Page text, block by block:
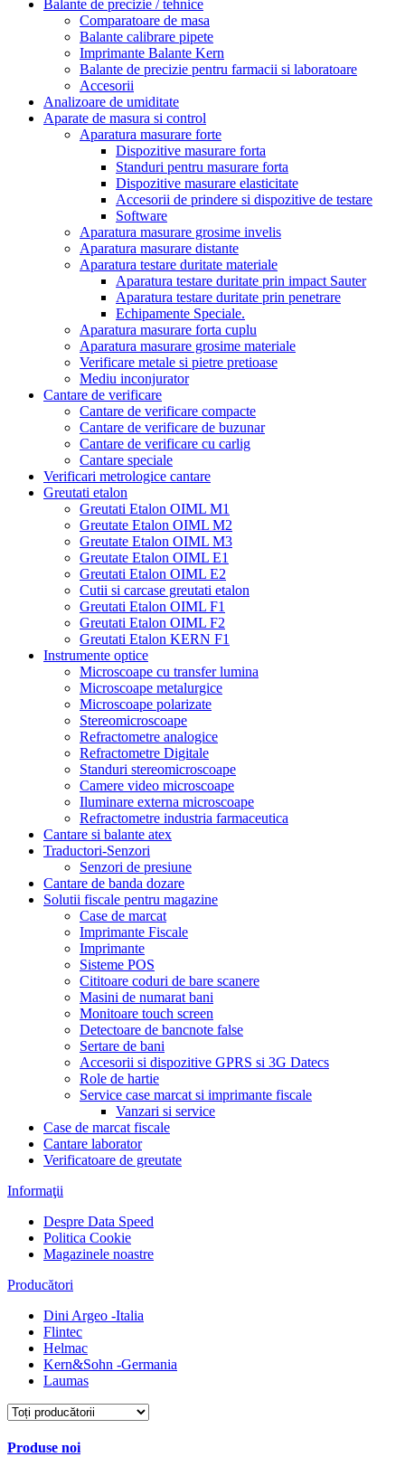
Balante de precizie / tehnice
Comparatoare de masa
Balante calibrare pipete
Imprimante Balante Kern
Balante de precizie pentru farmacii si laboratoare
Accesorii
Analizoare de umiditate
Aparate de masura si control
Aparatura masurare forte
Dispozitive masurare forta
Standuri pentru masurare forta
Dispozitive masurare elasticitate
Accesorii de prindere si dispozitive de testare
Software
Aparatura masurare grosime invelis
Aparatura masurare distante
Aparatura testare duritate materiale
Aparatura testare duritate prin impact Sauter
Aparatura testare duritate prin penetrare
Echipamente Speciale.
Aparatura masurare forta cuplu
Aparatura masurare grosime materiale
Verificare metale si pietre pretioase
Mediu inconjurator
Cantare de verificare
Cantare de verificare compacte
Cantare de verificare de buzunar
Cantare de verificare cu carlig
Cantare speciale
Verificari metrologice cantare
Greutati etalon
Greutati Etalon OIML M1
Greutate Etalon OIML M2
Greutate Etalon OIML M3
Greutate Etalon OIML E1
Greutati Etalon OIML E2
Cutii si carcase greutati etalon
Greutati Etalon OIML F1
Greutati Etalon OIML F2
Greutati Etalon KERN F1
Instrumente optice
Microscoape cu transfer lumina
Microscoape metalurgice
Microscoape polarizate
Stereomicroscoape
Refractometre analogice
Refractometre Digitale
Standuri stereomicroscoape
Camere video microscoape
Iluminare externa microscoape
Refractometre industria farmaceutica
Cantare si balante atex
Traductori-Senzori
Senzori de presiune
Cantare de banda dozare
Solutii fiscale pentru magazine
Case de marcat
Imprimante Fiscale
Imprimante
Sisteme POS
Cititoare coduri de bare scanere
Masini de numarat bani
Monitoare touch screen
Detectoare de bancnote false
Sertare de bani
Accesorii si dispozitive GPRS si 3G Datecs
Role de hartie
Service case marcat si imprimante fiscale
Vanzari si service
Case de marcat fiscale
Cantare laborator
Verificatoare de greutate
Informaţii
Despre Data Speed
Politica Cookie
Magazinele noastre
Producători
Dini Argeo -Italia
Flintec
Helmac
Kern&Sohn -Germania
Laumas
Produse noi